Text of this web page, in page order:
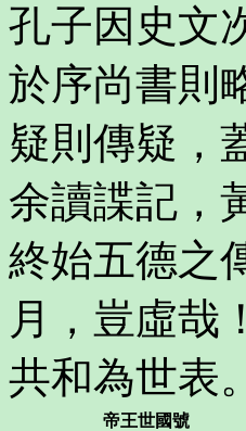
孔子因史文
於序尚書則
疑則傳疑，
余讀諜記，
終始五德之
月，豈虛哉
共和為世表。
帝王世國號